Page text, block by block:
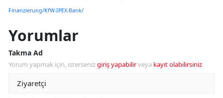
Finanzierung/KfW-IPEX-Bank/
Yorumlar
Takma Ad
Yorum yapmak için, istersenizgiriş yapabilirveya kayıt olabilirsiniz.